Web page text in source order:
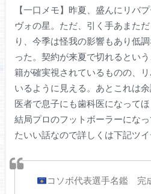
【一口メモ】昨夏、盛んにリバ
ヴォの星。ただ、引く手あまた
り、今季は怪我の影響もあり低
った。契約が来夏で切れるとい
籍が確実視されているものの、
いるように見える。あとこれは
医者で息子にも歯科医になってほ
結局プロのフットボーラーにな
たいい話なので詳しくは下記ツ
コソボ代表選手名鑑 完